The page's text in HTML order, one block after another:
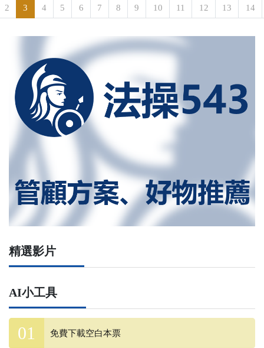
2 3 4 5 6 7 8 9 10 11 12 13 14
精選影片
AI小工具
免費下載空白本票